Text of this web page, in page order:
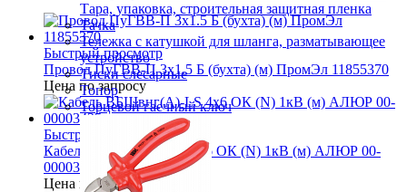
Тара, упаковка, строительная защитная пленка
Тачка
Тележка с катушкой для шланга, разматывающее
устройство
Тиски слесарные
Топор
Торцевой гаечный ключ
Быстрый просмотр
Провод ПуГВВ-П 3х1.5 Б (бухта) (м) ПромЭл 11855370
Цена по запросу
Быстрый просмотр
Кабель ВБШвнг(А)-LS 4х6 ОК (N) 1кВ (м) АЛЮР 00-
00003425
Цена по запросу